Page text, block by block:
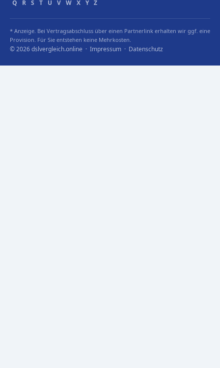
Q R S T U V W X Y Z
* Anzeige. Bei Vertragsabschluss über einen Partnerlink erhalten wir ggf. eine
Provision. Für Sie entstehen keine Mehrkosten.
© 2026 dslvergleich.online · Impressum · Datenschutz